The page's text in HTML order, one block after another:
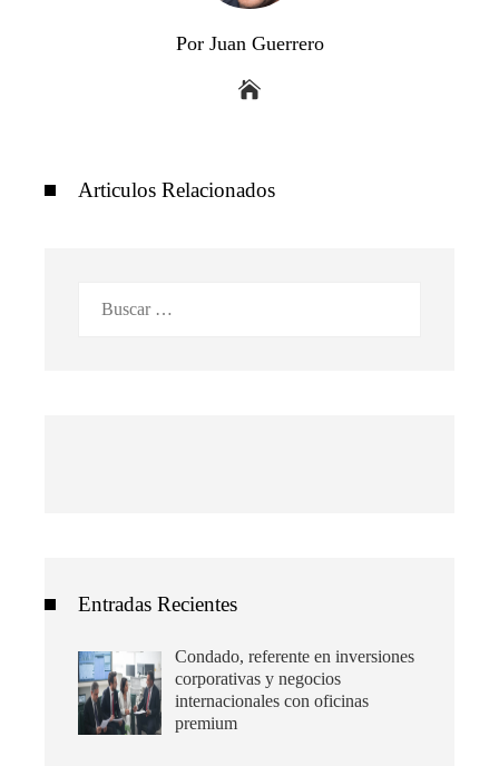
Por Juan Guerrero
Articulos Relacionados
Entradas Recientes
Condado, referente en inversiones
corporativas y negocios
internacionales con oficinas
premium